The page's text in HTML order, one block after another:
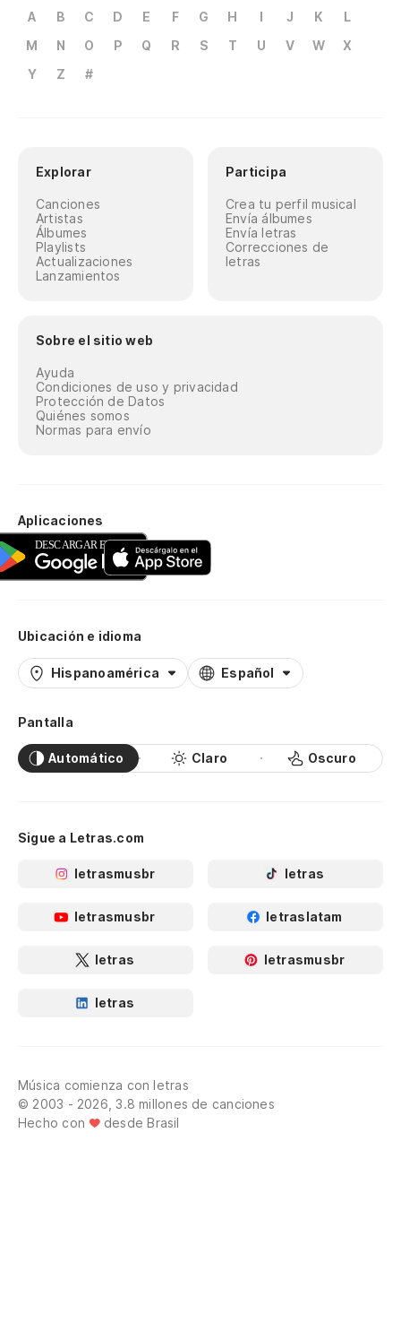
A B C D E F G H I J K
L
M
N O P Q R S T U V W
X
Y
Z #
Explorar
Canciones
Artistas
Álbumes
Playlists
Actualizaciones
Lanzamientos
Participa
Crea tu perfil musical
Envía álbumes
Envía letras
Correcciones de
letras
Sobre el sitio web
Ayuda
Condiciones de uso y privacidad
Protección de Datos
Quiénes somos
Normas para envío
Aplicaciones
Ubicación e idioma
Hispanoamérica Español
Pantalla
Automático Claro Oscuro
Sigue a Letras.com
letrasmusbr letras
letrasmusbr letraslatam
letras letrasmusbr
letras
Música comienza con letras
© 2003 - 2026, 3.8 millones de canciones
Hecho con
desde Brasil